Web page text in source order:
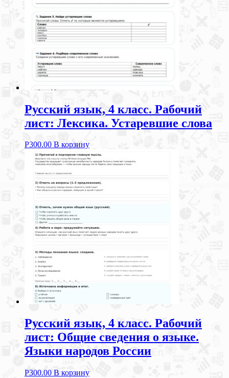
Русский язык, 4 класс. Рабочий
лист: Лексика. Устаревшие слова
Р300.00 В корзину
Русский язык, 4 класс. Рабочий
лист: Общие сведения о языке.
Языки народов России
Р300.00 В корзину